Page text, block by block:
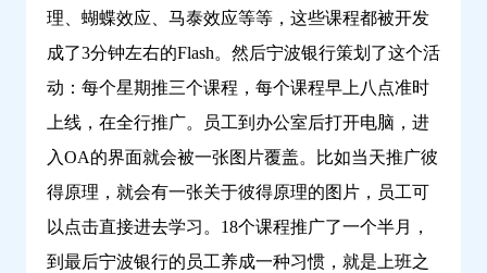
理、蝴蝶效应、马泰效应等等，这些课程都被开发
成了3分钟左右的Flash。然后宁波银行策划了这个活
动：每个星期推三个课程，每个课程早上八点准时
上线，在全行推广。员工到办公室后打开电脑，进
入OA的界面就会被一张图片覆盖。比如当天推广彼
得原理，就会有一张关于彼得原理的图片，员工可
以点击直接进去学习。18个课程推广了一个半月，
到最后宁波银行的员工养成一种习惯，就是上班之